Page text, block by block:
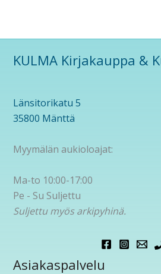
KULMA Kirjakauppa &
Länsitorikatu 5
35800 Mänttä
Myymälän aukioloajat:
Ma-to 10:00-17:00
Pe - Su Suljettu
Suljettu myös arkipyhinä.
Asiakaspalvelu